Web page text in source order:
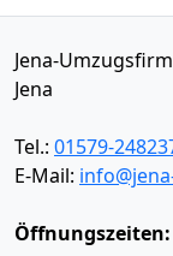
Jena-
Jena
Tel.: 01579-
E-Mail:
Öffnungszeiten: